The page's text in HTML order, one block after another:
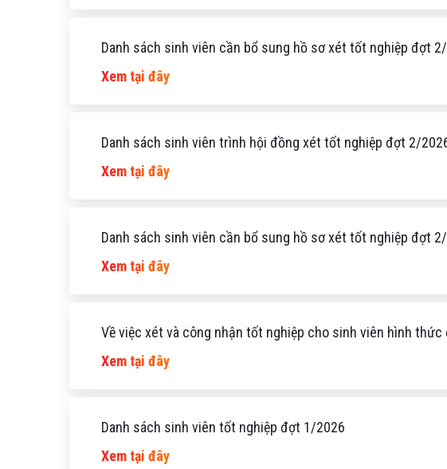
Danh sách sinh viên cần bổ sung hồ sơ xét tốt nghiệp đợt
Xem tại đây
Danh sách sinh viên trình hội đồng xét tốt nghiệp đợt 2/
Xem tại đây
Danh sách sinh viên cần bổ sung hồ sơ xét tốt nghiệp đợt
Xem tại đây
Về việc xét và công nhận tốt nghiệp cho sinh viên hình
Xem tại đây
Danh sách sinh viên tốt nghiệp đợt 1/2026
Xem tại đây